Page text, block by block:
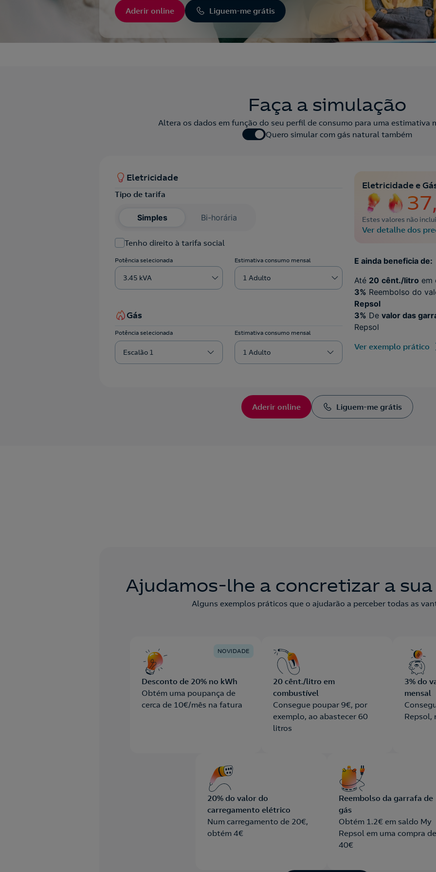
Aderir online Liguem-me grátis
210 205 310
Para contratar
Faça a simulação
Altera os dados em função do seu perfil de consumo para uma estimativa
Quero simular com gás natural também
Eletricidade
Tipo de tarifa
Simples Bi-horária
Tenho direito à tarifa social
Potência selecionada
3.45 kVA
Estimativa consumo mensal
1 Adulto
Gás
Potência selecionada
Escalão 1
Estimativa consumo mensal
1 Adulto
Eletricidade e
Estes valores não
Ver detalhe dos
E ainda beneficia de:
Até 20 cênt./litro em
3% Reembolso do
Repsol
3% De valor das
Repsol
Ver exemplo prático
Aderir online Liguem-me grátis
Ajudamos-lhe a concretizar a
Alguns exemplos práticos que o ajudarão a perceber todas as
NOVIDADE
Desconto de 20% no kWh
Obtém uma poupança de
cerca de 10€/mês na fatura
20 cênt./litro em
combustível
Consegue poupar 9€, por
exemplo, ao abastecer 60
litros
3% do
mensal
Repsol,
20% do valor do
carregamento elétrico
Num carregamento de 20€,
obtém 4€
Reembolso da garrafa de
gás
Obtém 1.2€ em saldo My
Repsol em uma compra de
40€